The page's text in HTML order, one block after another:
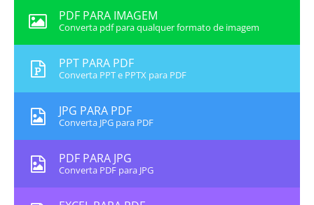
PDF PARA IMAGEM
Converta pdf para qualquer formato de imagem
PPT PARA PDF
Converta PPT e PPTX para PDF
JPG PARA PDF
Converta JPG para PDF
PDF PARA JPG
Converta PDF para JPG